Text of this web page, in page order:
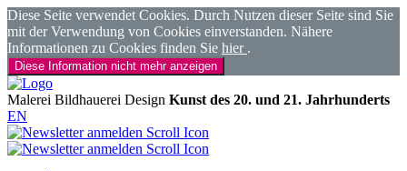
Diese Seite verwendet Cookies. Durch Nutzen dieser Seite sind Sie
mit der Verwendung von Cookies einverstanden. Nähere
Informationen zu Cookies finden Sie hier .
Diese Information nicht mehr anzeigen
Malerei Bildhauerei Design Kunst des 20. und 21. Jahrhunderts
EN